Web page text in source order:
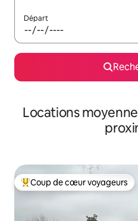
Départ
Locations
Coups de cœur voyageurs les
Coup de cœur voyageurs